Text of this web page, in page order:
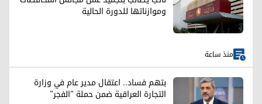
وموازناتها للدورة الحالية
منذ ساعة
بتهم فساد.. اعتقال مدير عام في وزارة
التجارة العراقية ضمن حملة "الفجر"